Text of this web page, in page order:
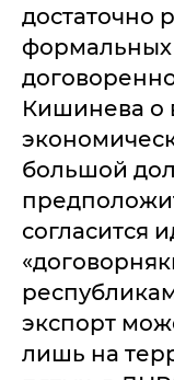
достаточно
Кишинева о
большой
согласится
экспорт
лишь на